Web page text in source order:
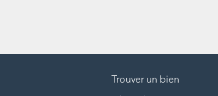
Trouver un bien